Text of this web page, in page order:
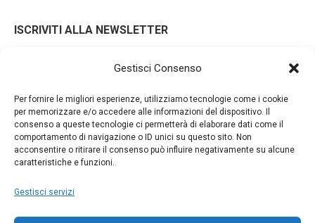
Gestisci Consenso
Per fornire le migliori esperienze, utilizziamo tecnologie come i cookie
per memorizzare e/o accedere alle informazioni del dispositivo. Il
consenso a queste tecnologie ci permetterà di elaborare dati come il
comportamento di navigazione o ID unici su questo sito. Non
acconsentire o ritirare il consenso può influire negativamente su alcune
caratteristiche e funzioni.
Gestisci servizi
ISCRIVITI ALLA NEWSLETTER
Iscrivendoti alla nostra newsletter accetti i Termini e le
Condizioni d'Uso del nostro sito web. La tua email potrà essere
utilizzata a fini commerciali e promozionali.